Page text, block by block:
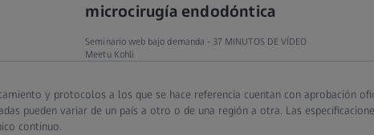
microcirugía endodóntica
Seminario web bajo demanda - 37 MINUTOS DE VÍDEO
Meetu Kohli
y protocolos a los que se hace referencia cuentan con aprobación
pueden variar de un país a otro o de una región a otra. Las
continuo.